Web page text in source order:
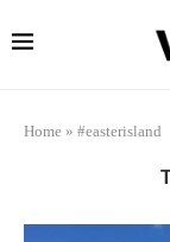
Home » #easterisland